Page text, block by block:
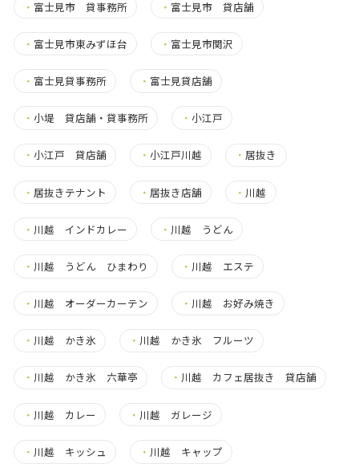
・ 富士見市 貸事務所 ・ 富士見市 貸店舗
・ 富士見市東みずほ台 ・ 富士見市関沢
・ 富士見貸事務所 ・ 富士見貸店舗
・ 小堤 貸店舗・貸事務所 ・小江戸
・ 小江戸 貸店舗 ・小江戸川越 ・居抜き
・ 居抜きテナント ・ 居抜き店舗 ・ 川越
・ 川越 インドカレー ・ 川越 うどん
・ 川越 うどん ひまわり ・ 川越 エステ
・ 川越 オーダーカーテン ・ 川越 お好み焼き
・ 川越 かき氷 ・ 川越 かき氷 フルーツ
・ 川越 かき氷 六華亭 ・ 川越 カフェ居抜き 貸店舗
・ 川越 カレー ・ 川越 ガレージ
・ 川越 キッシュ ・ 川越 キャップ